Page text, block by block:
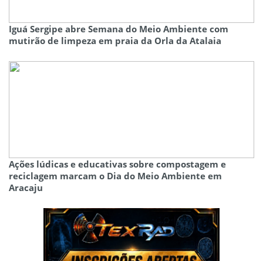
Iguá Sergipe abre Semana do Meio Ambiente com
mutirão de limpeza em praia da Orla da Atalaia
Ações lúdicas e educativas sobre compostagem e
reciclagem marcam o Dia do Meio Ambiente em
Aracaju